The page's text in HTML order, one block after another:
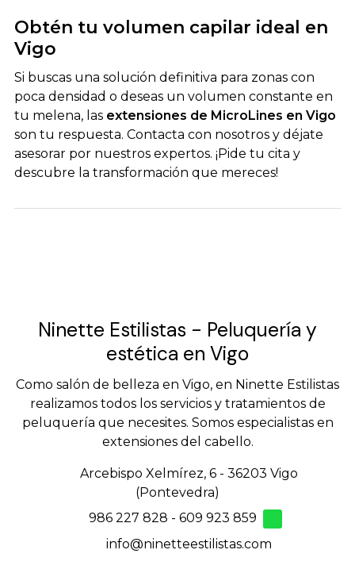
Obtén tu volumen capilar ideal en
Vigo
Si buscas una solución definitiva para zonas con
poca densidad o deseas un volumen constante en
tu melena, las extensiones de MicroLines en Vigo
son tu respuesta. Contacta con nosotrosy déjate
asesorar por nuestros expertos. ¡Pide tu cita y
descubre la transformación que mereces!
Ninette Estilistas - Peluquería y
estética en Vigo
Como salón de belleza en Vigo, en Ninette Estilistas
realizamos todos los servicios y tratamientos de
peluquería que necesites. Somos especialistas en
extensiones del cabello.
Arcebispo Xelmírez, 6 - 36203 Vigo
(Pontevedra)
986 227 828 - 609 923 859
info@ninetteestilistas.com